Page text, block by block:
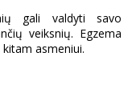
gali valdyti savo
veiksnių. Egzema
asmeniui.